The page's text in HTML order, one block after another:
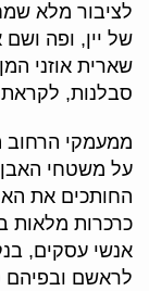
לציבור מלא
של יין, ופה
שארית אוזני
סבלנות, לקראת
ממעמקי הרחוב
על משטחי
החותכים את
כרכרות מלאות
אנשי עסקים,
לראשם ובפיהם